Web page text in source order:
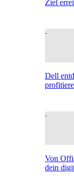
Ziel
Dell
Von
dein